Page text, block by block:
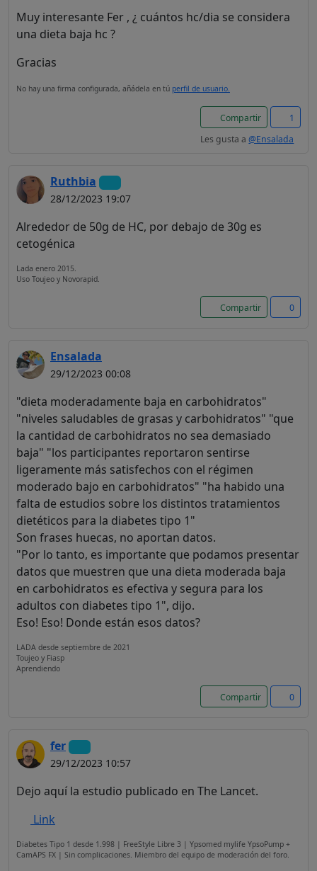
Muy interesante Fer , ¿ cuántos hc/dia se considera
una dieta baja hc ?
Gracias
No hay una firma configurada, añádela en tú perfil de usuario.
Compartir
1
Les gusta a@Ensalada
Ruthbia
28/12/2023 19:07
Alrededor de 50g de HC, por debajo de 30g es
cetogénica
Lada enero 2015.
Uso Toujeo y Novorapid.
Compartir 0
Ensalada
29/12/2023 00:08
"dieta moderadamente baja en carbohidratos"
"niveles saludables de grasas y carbohidratos" "que
la cantidad de carbohidratos no sea demasiado
baja" "los participantes reportaron sentirse
ligeramente más satisfechos con el régimen
moderado bajo en carbohidratos" "ha habido una
falta de estudios sobre los distintos tratamientos
dietéticos para la diabetes tipo 1"
Son frases huecas, no aportan datos.
"Por lo tanto, es importante que podamos presentar
datos que muestren que una dieta moderada baja
en carbohidratos es efectiva y segura para los
adultos con diabetes tipo 1", dijo.
Eso! Eso! Donde están esos datos?
LADA desde septiembre de 2021
Toujeo y Fiasp
Aprendiendo
Compartir 0
fer
29/12/2023 10:57
Dejo aquí la estudio publicado en The Lancet.
Link
Diabetes Tipo 1 desde 1.998 | FreeStyle Libre 3 | Ypsomed mylife YpsoPump +
CamAPS FX | Sin complicaciones. Miembro del equipo de moderación del foro.
¡Bienvenido! Antes de
continuar...
Este sitio web utiliza
que obtengas la mejor
experiencia en nuestro
Disfruta del foro sin
publicidad
pueden participar en la
comunidad y navegar por el
Aceptar
Aceptar las cookies e ir al
registro